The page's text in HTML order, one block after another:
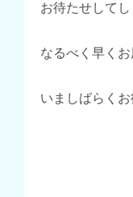
お待たせしてし
なるべく早く
いましばらく